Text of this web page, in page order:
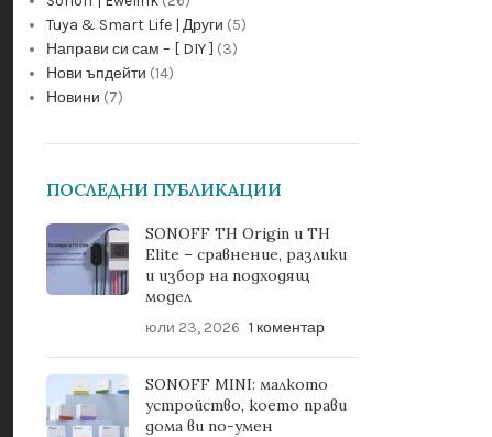
Tuya & Smart Life | Други (5)
Направи си сам – [ DIY ] (3)
Нови ъпдейти (14)
Новини (7)
ПОСЛЕДНИ ПУБЛИКАЦИИ
SONOFF TH Origin и TH
Elite – сравнение, разлики
и избор на подходящ
модел
юли 23, 2026 1 коментар
SONOFF MINI: малкото
устройство, което прави
дома ви по-умен